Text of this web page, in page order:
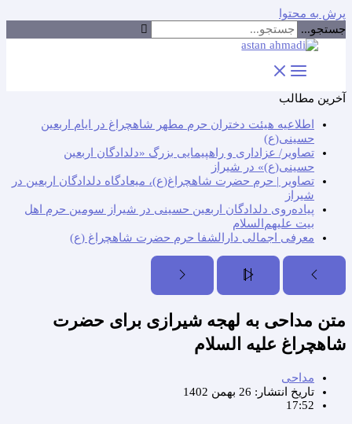
پرش به محتوا
جستجو...
آخرین مطالب
اطلاعیه هیئت دختران حرم مطهر شاهچراغ در ایام اربعین
حسینی(ع)
تصاویر/ عزاداری و راهپیمایی بزرگ «دلدادگان اربعین
حسینی(ع)» در شیراز
تصاویر | حرم حضرت شاهچراغ(ع)، میعادگاه دلدادگان اربعین در
شیراز
پیاده‌روی دلدادگان اربعین حسینی در شیراز سومین حرم اهل
بیت علیهم‌السلام
معرفی اجمالی دارالشفا حرم حضرت شاهچراغ (ع)
متن مداحی به لهجه شیرازی برای حضرت
شاهچراغ علیه السلام
مداحی
تاریخ انتشار: 26 بهمن 1402
17:52